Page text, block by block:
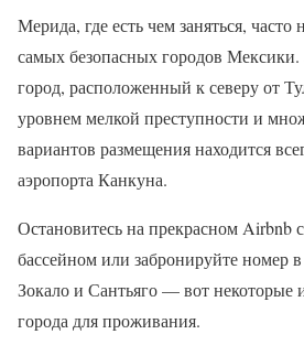
Мерида, где есть чем заняться, часто
самых безопасных городов
город, расположенный к северу от
уровнем мелкой преступности и
вариантов размещения находится
аэропорта Канкуна.
Остановитесь на прекрасном Airbnb
бассейном или забронируйте номер
Зокало и Сантьяго — вот некоторые
города для проживания.